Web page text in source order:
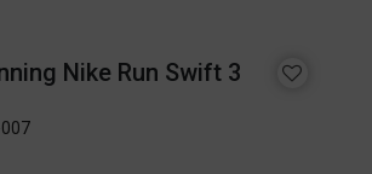
Nike Run Swift 3